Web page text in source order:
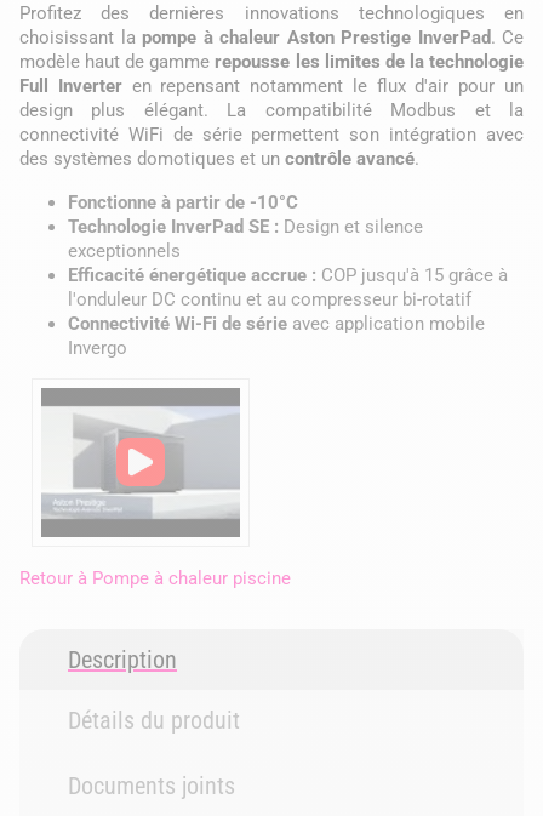
Profitez des dernières innovations technologiques en
choisissant la pompe à chaleur Aston Prestige InverPad. Ce
modèle haut de gamme repousse les limites de la technologie
Full Inverteren repensant notamment le flux d'air pour un
design plus élégant. La compatibilité Modbus et la
connectivité WiFi de série permettent son intégration avec
des systèmes domotiques et un contrôle avancé.
Fonctionne à partir de -10°C
Technologie InverPad SE : Design et silence
exceptionnels
Efficacité énergétique accrue : COP jusqu'à 15 grâce à
l'onduleur DC continu et au compresseur bi-rotatif
Connectivité Wi-Fi de série avec application mobile
Invergo
Retour à Pompe à chaleur piscine
Description
Détails du produit
Documents joints